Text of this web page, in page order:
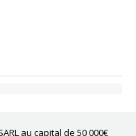
au capital de 50 000€